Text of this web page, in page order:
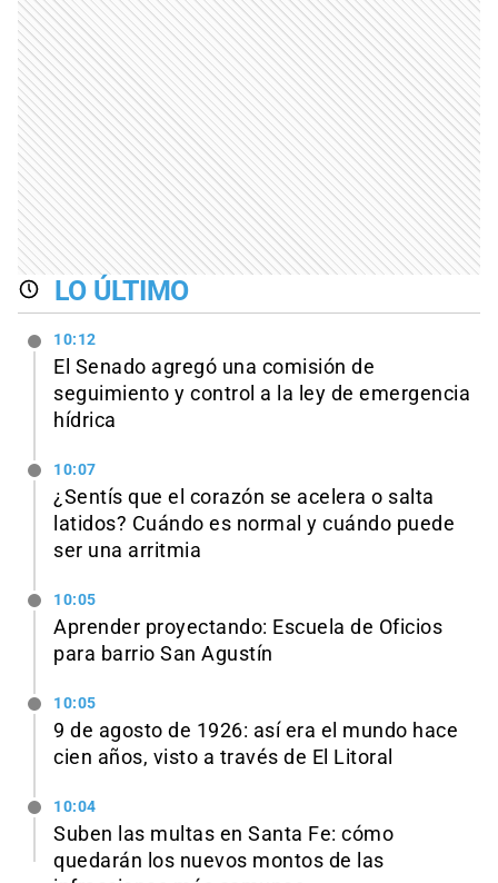
LO ÚLTIMO
10:12
El Senado agregó una comisión de
seguimiento y control a la ley de emergencia
hídrica
10:07
¿Sentís que el corazón se acelera o salta
latidos? Cuándo es normal y cuándo puede
ser una arritmia
10:05
Aprender proyectando: Escuela de Oficios
para barrio San Agustín
10:05
9 de agosto de 1926: así era el mundo hace
cien años, visto a través de El Litoral
10:04
Suben las multas en Santa Fe: cómo
quedarán los nuevos montos de las